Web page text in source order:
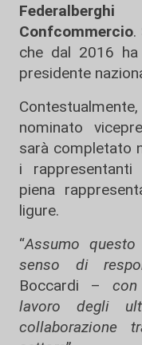
Federalberghi
Confcommercio.
che dal 2016
presidente
nominato
sarà completato
i
piena
ligure.
“Assumo
senso di
Boccardi –
lavoro degli
collaborazione